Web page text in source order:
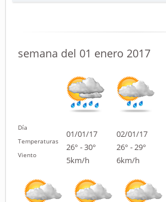
semana del 01 enero 2017
Día
Temperaturas
Viento
01/01/17
26° - 30°
5km/h
02/01/17
26° - 29°
6km/h